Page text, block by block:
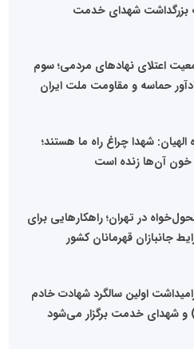
بزرگداشت شهدای خدمت
اعتلای نهادهای مردمی؛ سوم
حماسه و مقاومت ملت ایران
الهیان: شهدا چراغ راه ما هستند؛
خون آن‌ها زنده است
در تهران؛ راهکارهایی برای
جانبازان قهرمانان کشور
اولین سالگرد شهادت خادم
و شهدای خدمت برگزار می‌شود